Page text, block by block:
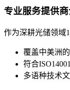
专业服务提供
作为深耕光储领域
覆盖中美洲
符合
多语种技术